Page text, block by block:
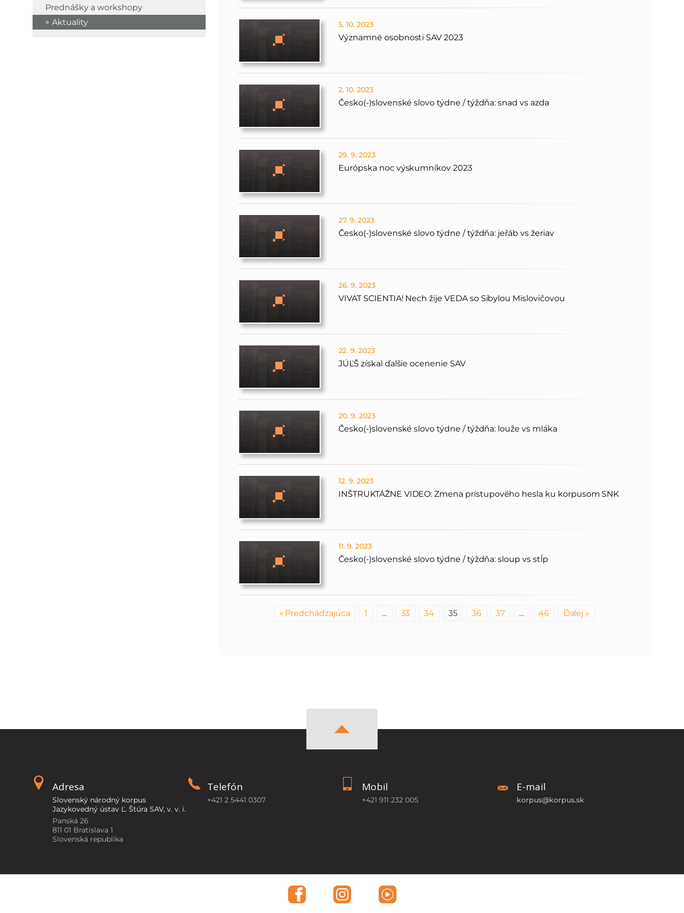
Prednášky a workshopy
Aktuality
5. 10. 2023
Významné osobnosti SAV 2023
2. 10. 2023
Česko(-)slovenské slovo týdne / týždňa: snad vs azda
29. 9. 2023
Európska noc výskumníkov 2023
27. 9. 2023
Česko(-)slovenské slovo týdne / týždňa: jeřáb vs žeriav
26. 9. 2023
VIVAT SCIENTIA! Nech žije VEDA so Sibylou Mislovičovou
22. 9. 2023
JÚĽŠ získal ďalšie ocenenie SAV
20. 9. 2023
Česko(-)slovenské slovo týdne / týždňa: louže vs mláka
12. 9. 2023
INŠTRUKTÁŽNE VIDEO: Zmena prístupového hesla ku korpusom SNK
11. 9. 2023
Česko(-)slovenské slovo týdne / týždňa: sloup vs stĺp
« Predchádzajúca 1 … 33 34 35 36 37 … 46 Ďalej »
Adresa
Slovenský národný korpus
Jazykovedný ústav Ľ. Štúra SAV, v. v. i.
Panská 26
811 01 Bratislava 1
Slovenská republika
Telefón
+421 2 5441 0307
Mobil
+421 911 232 005
E-mail
korpus@korpus.sk